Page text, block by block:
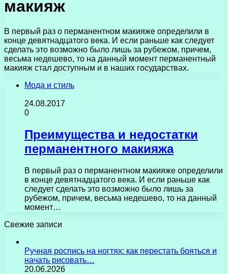
макияж
В первый раз о перманентном макияже определили в
конце девятнадцатого века. И если раньше как следует
сделать это возможно было лишь за рубежом, причем,
весьма недешево, то на данный момент перманентный
макияж стал доступным и в наших государствах.
Мода и стиль
24.08.2017
0
Преимущества и недостатки
перманентного макияжа
В первый раз о перманентном макияже определили
в конце девятнадцатого века. И если раньше как
следует сделать это возможно было лишь за
рубежом, причем, весьма недешево, то на данный
момент…
Свежие записи
Ручная роспись на ногтях: как перестать бояться и
начать рисовать…
20.06.2026